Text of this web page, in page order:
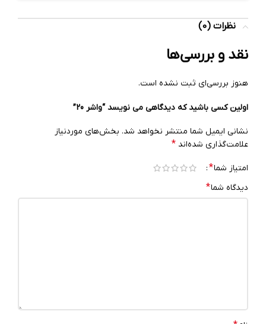
نظرات (0)
نقد و بررسی‌ها
هنوز بررسی‌ای ثبت نشده است.
اولین کسی باشید که دیدگاهی می نویسد “واشر 20”
نشانی ایمیل شما منتشر نخواهد شد. بخش‌های موردنیاز
علامت‌گذاری شده‌اند *
امتیاز شما*
دیدگاه شما*